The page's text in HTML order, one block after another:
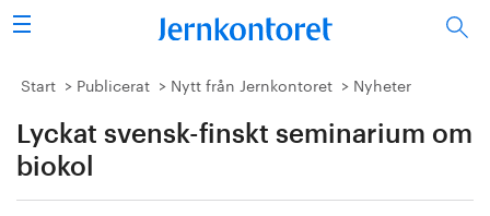
Sök
Stålindustrin
Vision 2050
Start Publicerat Nytt från Jernkontoret Nyheter
Lyckat svensk-finskt seminarium om
biokol